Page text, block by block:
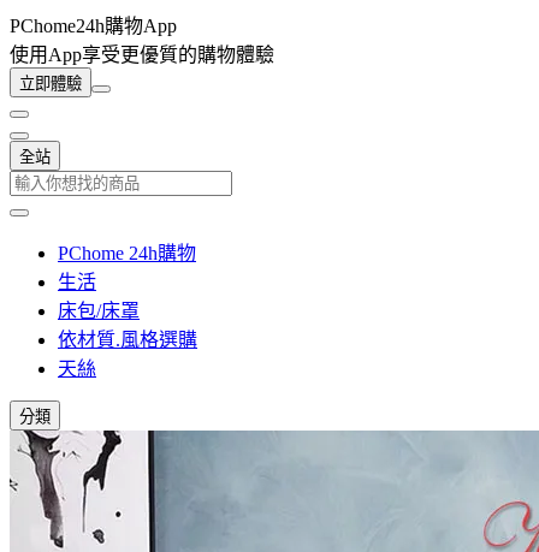
PChome24h購物App
使用App享受更優質的購物體驗
立即體驗
全站
PChome 24h購物
生活
床包/床罩
依材質.風格選購
天絲
分類